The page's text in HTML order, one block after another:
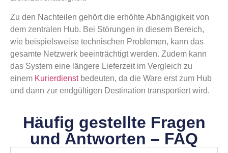
Zu den Nachteilen gehört die erhöhte Abhängigkeit von
dem zentralen Hub. Bei Störungen in diesem Bereich,
wie beispielsweise technischen Problemen, kann das
gesamte Netzwerk beeinträchtigt werden. Zudem kann
das System eine längere Lieferzeit im Vergleich zu
einem Kurierdienstbedeuten, da die Ware erst zum Hub
und dann zur endgültigen Destination transportiert wird.
Häufig gestellte Fragen
und Antworten – FAQ